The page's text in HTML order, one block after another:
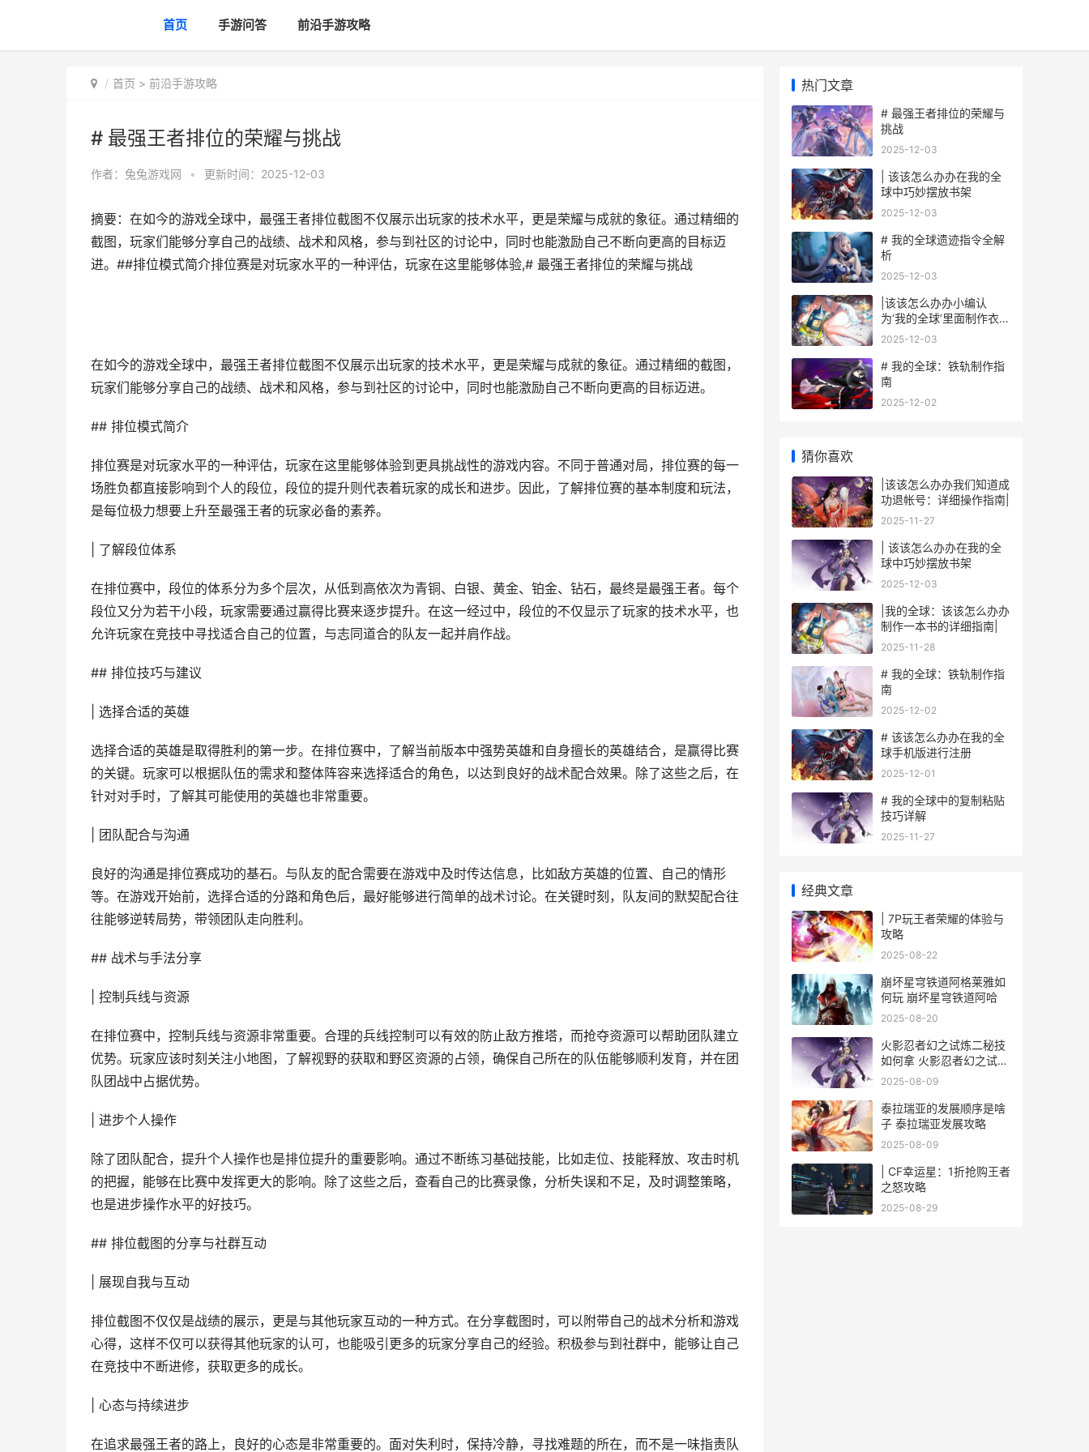
首页 手游问答 前沿手游攻略
首页 > 前沿手游攻略
# 最强王者排位的荣耀与挑战
作者： 兔兔游戏网 • 更新时间：2025-12-03
摘要：在如今的游戏全球中，最强王者排位截图不仅展示出玩家的技术水平，更是荣耀与成就的象征。通过精细的
截图，玩家们能够分享自己的战绩、战术和风格，参与到社区的讨论中，同时也能激励自己不断向更高的目标迈
进。##排位模式简介排位赛是对玩家水平的一种评估，玩家在这里能够体验,# 最强王者排位的荣耀与挑战
在如今的游戏全球中，最强王者排位截图不仅展示出玩家的技术水平，更是荣耀与成就的象征。通过精细的截图，
玩家们能够分享自己的战绩、战术和风格，参与到社区的讨论中，同时也能激励自己不断向更高的目标迈进。
## 排位模式简介
排位赛是对玩家水平的一种评估，玩家在这里能够体验到更具挑战性的游戏内容。不同于普通对局，排位赛的每一
场胜负都直接影响到个人的段位，段位的提升则代表着玩家的成长和进步。因此，了解排位赛的基本制度和玩法，
是每位极力想要上升至最强王者的玩家必备的素养。
| 了解段位体系
在排位赛中，段位的体系分为多个层次，从低到高依次为青铜、白银、黄金、铂金、钻石，最终是最强王者。每个
段位又分为若干小段，玩家需要通过赢得比赛来逐步提升。在这一经过中，段位的不仅显示了玩家的技术水平，也
允许玩家在竞技中寻找适合自己的位置，与志同道合的队友一起并肩作战。
## 排位技巧与建议
| 选择合适的英雄
选择合适的英雄是取得胜利的第一步。在排位赛中，了解当前版本中强势英雄和自身擅长的英雄结合，是赢得比赛
的关键。玩家可以根据队伍的需求和整体阵容来选择适合的角色，以达到良好的战术配合效果。除了这些之后，在
针对对手时，了解其可能使用的英雄也非常重要。
| 团队配合与沟通
良好的沟通是排位赛成功的基石。与队友的配合需要在游戏中及时传达信息，比如敌方英雄的位置、自己的情形
等。在游戏开始前，选择合适的分路和角色后，最好能够进行简单的战术讨论。在关键时刻，队友间的默契配合往
往能够逆转局势，带领团队走向胜利。
## 战术与手法分享
| 控制兵线与资源
在排位赛中，控制兵线与资源非常重要。合理的兵线控制可以有效的防止敌方推塔，而抢夺资源可以帮助团队建立
优势。玩家应该时刻关注小地图，了解视野的获取和野区资源的占领，确保自己所在的队伍能够顺利发育，并在团
队团战中占据优势。
| 进步个人操作
除了团队配合，提升个人操作也是排位提升的重要影响。通过不断练习基础技能，比如走位、技能释放、攻击时机
的把握，能够在比赛中发挥更大的影响。除了这些之后，查看自己的比赛录像，分析失误和不足，及时调整策略，
也是进步操作水平的好技巧。
## 排位截图的分享与社群互动
| 展现自我与互动
排位截图不仅仅是战绩的展示，更是与其他玩家互动的一种方式。在分享截图时，可以附带自己的战术分析和游戏
心得，这样不仅可以获得其他玩家的认可，也能吸引更多的玩家分享自己的经验。积极参与到社群中，能够让自己
在竞技中不断进修，获取更多的成长。
| 心态与持续进步
在追求最强王者的路上，良好的心态是非常重要的。面对失利时，保持冷静，寻找难题的所在，而不是一味指责队
热门文章
# 最强王者排位的荣耀与
挑战
2025-12-03
| 该该怎么办办在我的全
球中巧妙摆放书架
2025-12-03
# 我的全球遗迹指令全解
析
2025-12-03
|该该怎么办办小编认
为‘我的全球’里面制作衣
架|
2025-12-03
# 我的全球：铁轨制作指
南
2025-12-02
猜你喜欢
|该该怎么办办我们知道成
功退帐号：详细操作指南|
2025-11-27
| 该该怎么办办在我的全
球中巧妙摆放书架
2025-12-03
|我的全球：该该怎么办办
制作一本书的详细指南|
2025-11-28
# 我的全球：铁轨制作指
南
2025-12-02
# 该该怎么办办在我的全
球手机版进行注册
2025-12-01
# 我的全球中的复制粘贴
技巧详解
2025-11-27
经典文章
| 7P玩王者荣耀的体验与
攻略
2025-08-22
崩坏星穹铁道阿格莱雅如
何玩 崩坏星穹铁道阿哈
2025-08-20
火影忍者幻之试炼二秘技
如何拿 火影忍者幻之试炼
2024
2025-08-09
泰拉瑞亚的发展顺序是啥
子 泰拉瑞亚发展攻略
2025-08-09
| CF幸运星：1折抢购王者
之怒攻略
2025-08-29